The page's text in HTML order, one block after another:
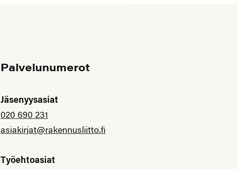
Palvelunumerot
Jäsenyysasiat
020 690 231
asiakirjat@rakennusliitto.fi
Työehtoasiat